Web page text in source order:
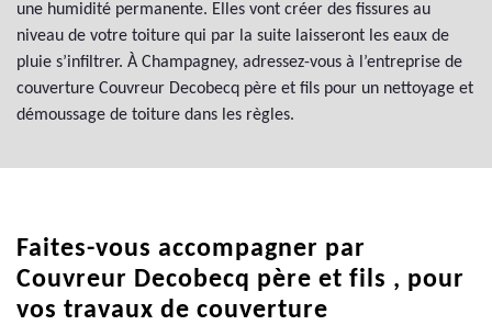
une humidité permanente. Elles vont créer des fissures au
niveau de votre toiture qui par la suite laisseront les eaux de
pluie s’infiltrer. À Champagney, adressez-vous à l’entreprise de
couverture Couvreur Decobecq père et fils pour un nettoyage et
démoussage de toiture dans les règles.
Faites-vous accompagner par
Couvreur Decobecq père et fils , pour
vos travaux de couverture